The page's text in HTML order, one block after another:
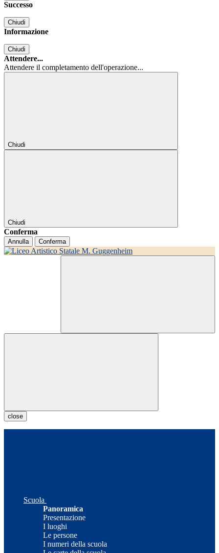
Successo
Chiudi
Informazione
Chiudi
Attendere...
Attendere il completamento dell'operazione...
Chiudi
Chiudi
Conferma
Annulla Conferma
close
Scuola
Panoramica
Presentazione
I luoghi
Le persone
I numeri della scuola